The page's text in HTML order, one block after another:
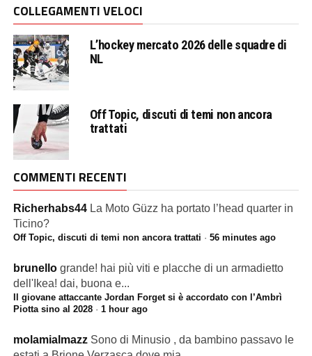
COLLEGAMENTI VELOCI
L’hockey mercato 2026 delle squadre di
NL
Off Topic, discuti di temi non ancora
trattati
COMMENTI RECENTI
Richerhabs44 La Moto Güzz ha portato l’head quarter in
Ticino?
Off Topic, discuti di temi non ancora trattati · 56 minutes ago
brunello grande! hai più viti e placche di un armadietto
dell'Ikea! dai, buona e...
Il giovane attaccante Jordan Forget si è accordato con l’Ambrì
Piotta sino al 2028· 1 hour ago
molamialmazz Sono di Minusio , da bambino passavo le